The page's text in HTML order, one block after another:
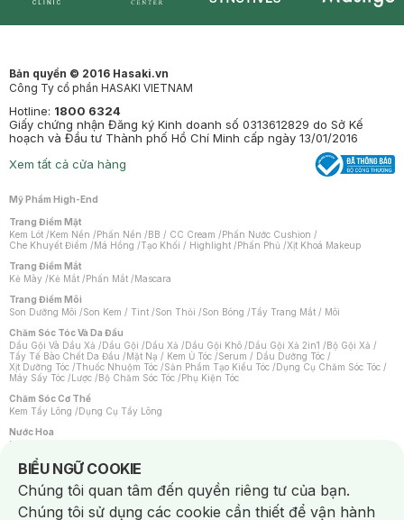
Bản quyền © 2016 Hasaki.vn
Công Ty cổ phần HASAKI VIETNAM
Hotline: 1800 6324
Giấy chứng nhận Đăng ký Kinh doanh số 0313612829 do Sở Kế
hoạch và Đầu tư Thành phố Hồ Chí Minh cấp ngày 13/01/2016
Xem tất cả cửa hàng
Mỹ Phẩm High-End
Trang Điểm Mặt
Kem Lót /Kem Nền /Phấn Nền /BB / CC Cream /Phấn Nước Cushion /
Che Khuyết Điểm /Má Hồng /Tạo Khối / Highlight /Phấn Phủ /Xịt Khoá Makeup
Trang Điểm Mắt
Kẻ Mày /Kẻ Mắt /Phấn Mắt /Mascara
Trang Điểm Môi
Son Dưỡng Môi /Son Kem / Tint /Son Thỏi /Son Bóng /Tẩy Trang Mắt / Môi
Chăm Sóc Tóc Và Da Đầu
Dầu Gội Và Dầu Xả /Dầu Gội /Dầu Xả /Dầu Gội Khô /Dầu Gội Xả 2in1 /Bộ Gội Xả /
Tẩy Tế Bào Chết Da Đầu /Mặt Nạ / Kem Ủ Tóc /Serum / Dầu Dưỡng Tóc /
Xịt Dưỡng Tóc /Thuốc Nhuộm Tóc /Sản Phẩm Tạo Kiểu Tóc /Dụng Cụ Chăm Sóc Tóc /
Máy Sấy Tóc /Lược /Bộ Chăm Sóc Tóc /Phụ Kiện Tóc
Chăm Sóc Cơ Thể
Kem Tẩy Lông /Dụng Cụ Tẩy Lông
Nước Hoa
Nước Hoa Nữ
Chăm Sóc Cá Nhân
Chống Muỗi /Khẩu Trang /Máy Massage/Mặt Nạ Xông Hơi /Nước Rửa Tay/
Sản Phẩm Chăm Sóc Khác /Bàn Chải Đánh Răng /Bàn Chải Điện/
Hỗ Trợ Trắng Răng/Kem Đánh Răng /Máy Tăm Nước/ Nước Súc Miệng/
BIỂU NGỮ COOKIE
Notice about cookies usage
Chúng tôi quan tâm đến quyền riêng tư của bạn.
Chúng tôi sử dụng các cookie cần thiết để vận hành